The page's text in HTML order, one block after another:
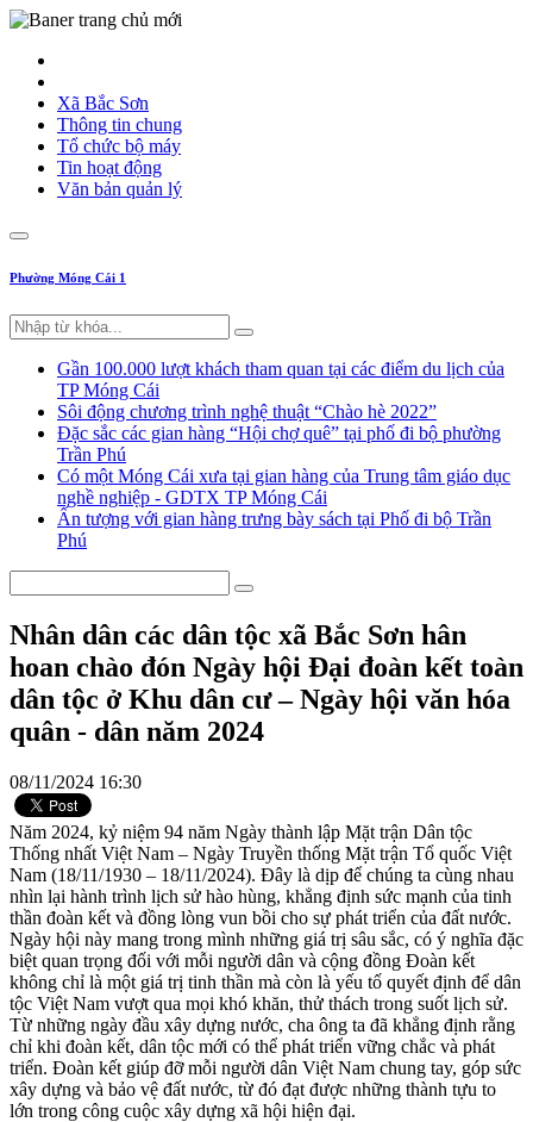
Xã Bắc Sơn
Thông tin chung
Tổ chức bộ máy
Tin hoạt động
Văn bản quản lý
Phường Móng Cái 1
Gần 100.000 lượt khách tham quan tại các điểm du lịch của
TP Móng Cái
Sôi động chương trình nghệ thuật “Chào hè 2022”
Đặc sắc các gian hàng “Hội chợ quê” tại phố đi bộ phường
Trần Phú
Có một Móng Cái xưa tại gian hàng của Trung tâm giáo dục
nghề nghiệp - GDTX TP Móng Cái
Ấn tượng với gian hàng trưng bày sách tại Phố đi bộ Trần
Phú
Nhân dân các dân tộc xã Bắc Sơn hân
hoan chào đón Ngày hội Đại đoàn kết toàn
dân tộc ở Khu dân cư – Ngày hội văn hóa
quân - dân năm 2024
08/11/2024 16:30
Năm 2024, kỷ niệm 94 năm Ngày thành lập Mặt trận Dân tộc
Thống nhất Việt Nam – Ngày Truyền thống Mặt trận Tổ quốc Việt
Nam (18/11/1930 – 18/11/2024). Đây là dịp để chúng ta cùng nhau
nhìn lại hành trình lịch sử hào hùng, khẳng định sức mạnh của tinh
thần đoàn kết và đồng lòng vun bồi cho sự phát triển của đất nước.
Ngày hội này mang trong mình những giá trị sâu sắc, có ý nghĩa đặc
biệt quan trọng đối với mỗi người dân và cộng đồng Đoàn kết
không chỉ là một giá trị tinh thần mà còn là yếu tố quyết định để dân
tộc Việt Nam vượt qua mọi khó khăn, thử thách trong suốt lịch sử.
Từ những ngày đầu xây dựng nước, cha ông ta đã khẳng định rằng
chỉ khi đoàn kết, dân tộc mới có thể phát triển vững chắc và phát
triển. Đoàn kết giúp đỡ mỗi người dân Việt Nam chung tay, góp sức
xây dựng và bảo vệ đất nước, từ đó đạt được những thành tựu to
lớn trong công cuộc xây dựng xã hội hiện đại.